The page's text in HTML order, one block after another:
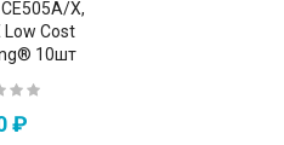
X,
Low Cost
10шт
₽